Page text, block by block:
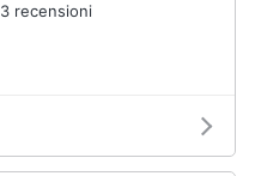
3 recensioni